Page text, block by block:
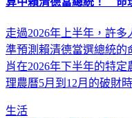
走過2026年上半年，許
準預測賴清德當選總統的
肖在2026年下半年的特
理農曆5月到12月的破財
生活